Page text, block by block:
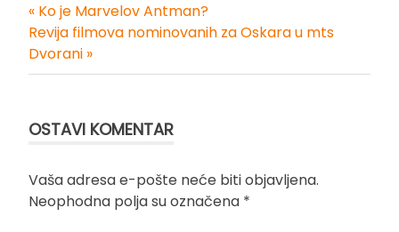
Kretanje
članka
« Ko je Marvelov Antman?
Revija filmova nominovanih za Oskara u mts
Dvorani »
OSTAVI KOMENTAR
Vaša adresa e-pošte neće biti objavljena.
Neophodna polja su označena *